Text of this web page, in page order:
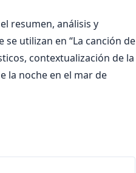
resumen, análisis y
utilizan en “La canción de
contextualización de la
la noche en el mar de